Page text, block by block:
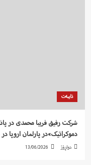
تایبەت
شرکت رفيق فریبا محمدی در
دموکراتیک»در پارلمان اروپا
دواڕۆژ 13/06/2026